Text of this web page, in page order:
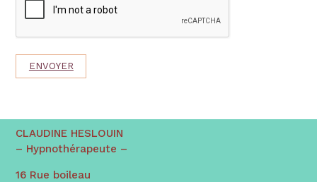
CLAUDINE HESLOUIN
– Hypnothérapeute –
16 Rue boileau